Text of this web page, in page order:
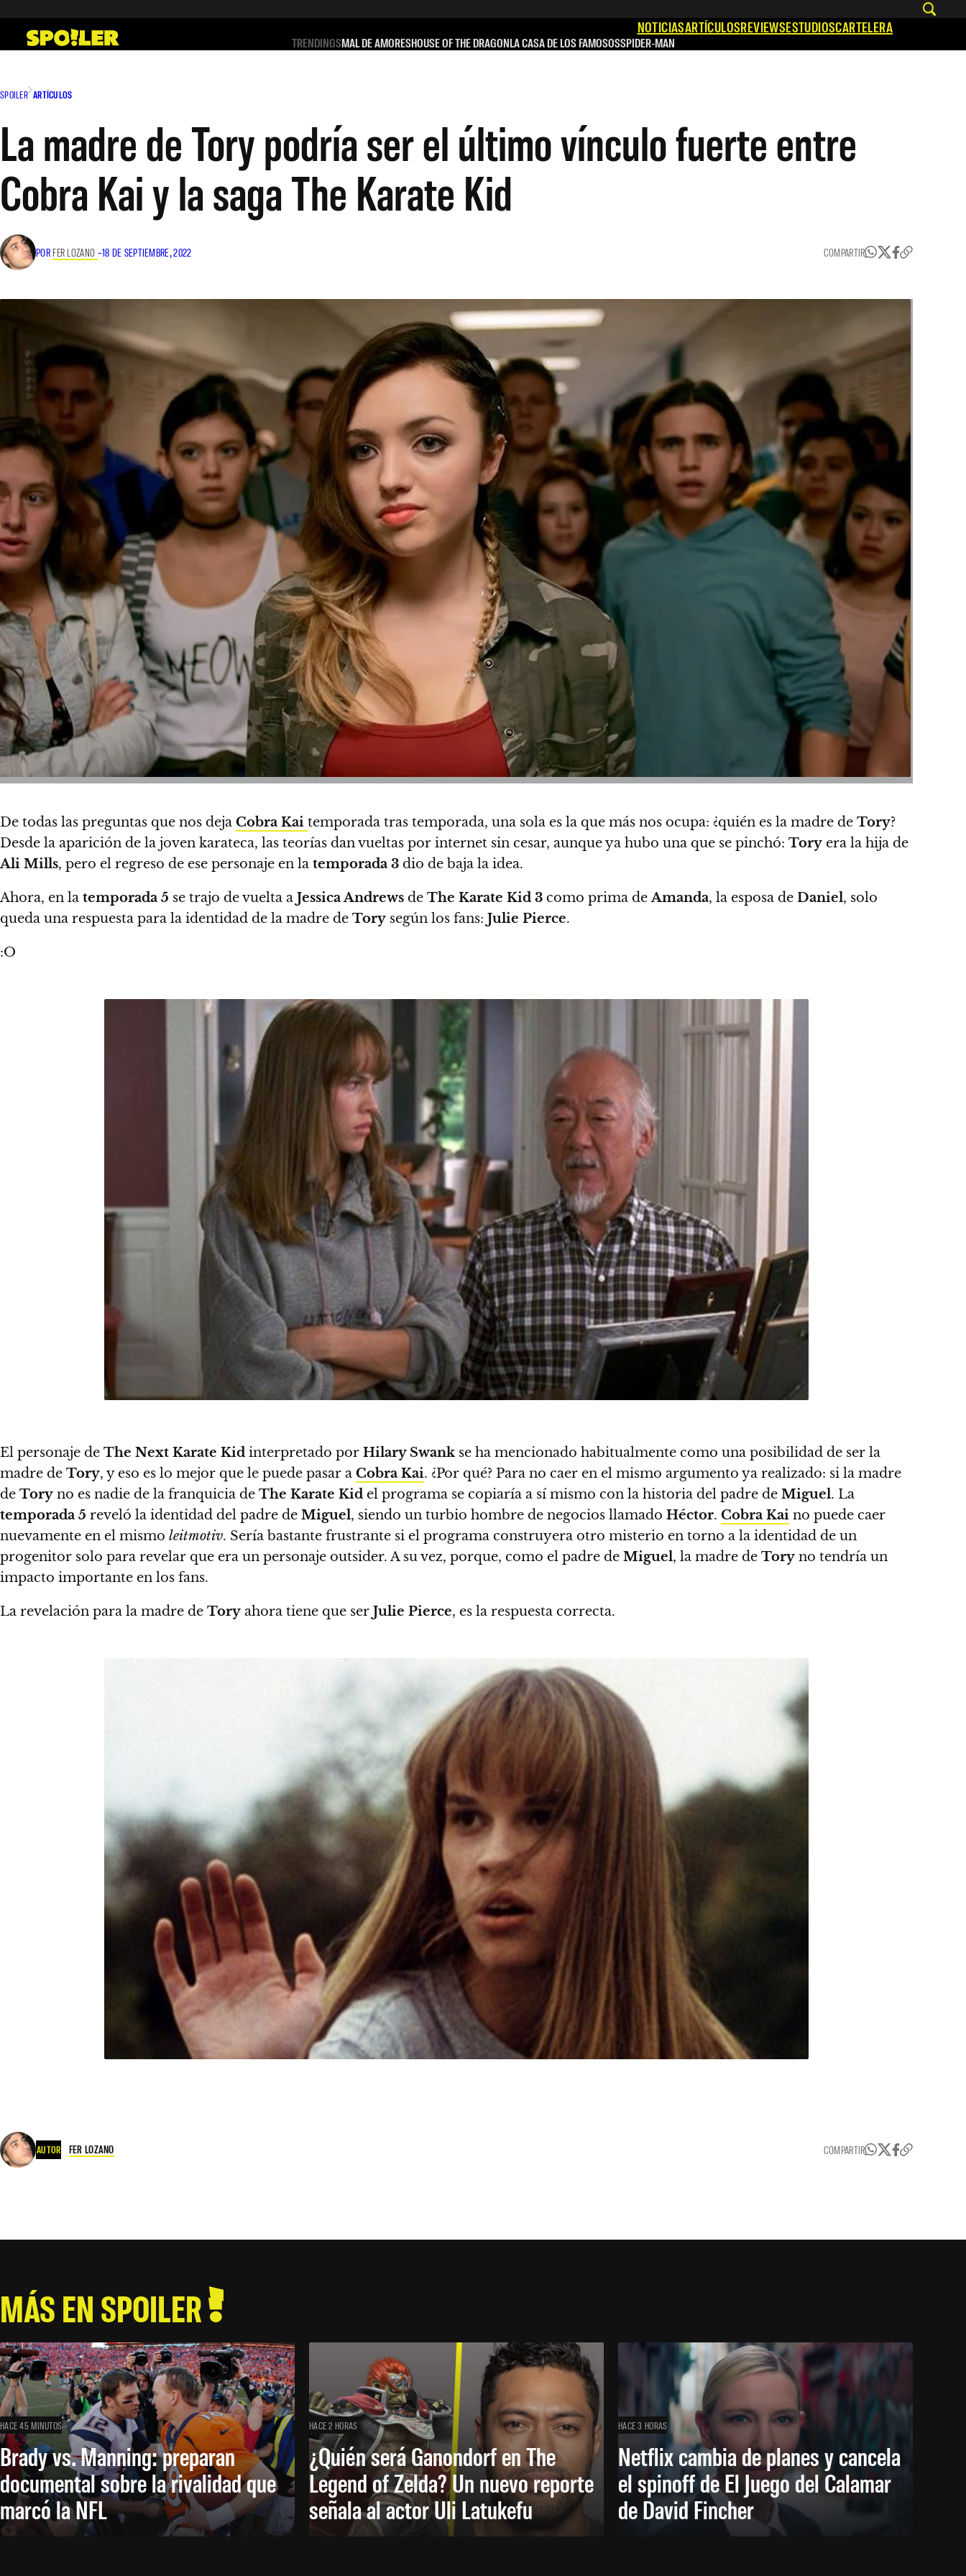
contenido
NOTICIASARTÍCULOSREVIEWSESTUDIOSCARTELERA
TRENDINGSMAL DE AMORESHOUSE OF THE DRAGONLA CASA DE LOS FAMOSOSSPIDER-MAN
SPOILER ARTÍCULOS
La madre de Tory podría ser el último vínculo fuerte entre
Cobra Kai y la saga The Karate Kid
POR FER LOZANO –18 DE SEPTIEMBRE, 2022 COMPARTIR
De todas las preguntas que nos deja Cobra Kai temporada tras temporada, una sola es la que más nos ocupa: ¿quién es la madre de Tory?
Desde la aparición de la joven karateca, las teorías dan vueltas por internet sin cesar, aunque ya hubo una que se pinchó: Tory era la hija de
Ali Mills, pero el regreso de ese personaje en la temporada 3 dio de baja la idea.
Ahora, en la temporada 5 se trajo de vuelta a Jessica Andrews de The Karate Kid 3 como prima deAmanda, la esposa de Daniel, solo
queda una respuesta para la identidad de la madre de Tory según los fans: Julie Pierce.
:O
El personaje de The Next Karate Kid interpretado por Hilary Swank se ha mencionado habitualmente como una posibilidad de ser la
madre de Tory, y eso es lo mejor que le puede pasar a Cobra Kai. ¿Por qué? Para no caer en el mismo argumento ya realizado: si la madre
de Tory no es nadie de la franquicia de The Karate Kid el programa se copiaría a sí mismo con la historia del padre de Miguel. La
temporada 5 reveló la identidad del padre de Miguel, siendo un turbio hombre de negocios llamado Héctor. Cobra Kai no puede caer
nuevamente en el mismo leitmotiv. Sería bastante frustrante si el programa construyera otro misterio en torno a la identidad de un
progenitor solo para revelar que era un personaje outsider. A su vez, porque, como el padre de Miguel, la madre de Tory no tendría un
impacto importante en los fans.
La revelación para la madre de Tory ahora tiene que ser Julie Pierce, es la respuesta correcta.
AUTOR FER LOZANO COMPARTIR
MÁS EN SPOILER
HACE 45 MINUTOS
Brady vs. Manning: preparan
documental sobre la rivalidad que
marcó la NFL
HACE 2 HORAS
¿Quién será Ganondorf en The
Legend of Zelda? Un nuevo reporte
señala al actor Uli Latukefu
HACE 3 HORAS
Netflix cambia de planes y cancela
el spinoff de El Juego del Calamar
de David Fincher